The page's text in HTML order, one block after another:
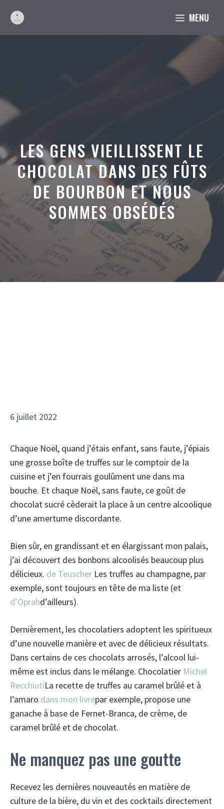
contenu
MENU
LES GENS VIEILLISSENT LE
CHOCOLAT DANS DES FÛTS
DE BOURBON ET NOUS
SOMMES OBSÉDÉS
6 juillet 2022
Chaque Noël, quand j’étais enfant, sans faute, j’épiais
une grosse boîte de truffes sur le comptoir de la
cuisine et j’en fourrais goulûment une dans ma
bouche. Et chaque Noël, sans faute, ce goût de
chocolat sucré cèderait la place à un centre alcoolique
d’une amertume discordante.
Bien sûr, en grandissant et en élargissant mon palais,
j’ai découvert des bonbons alcoolisés beaucoup plus
délicieux. de Teuscher Les truffes au champagne, par
exemple, sont toujours en tête de ma liste (et
d’Oprahd’ailleurs).
Dernièrement, les chocolatiers adoptent les spiritueux
d’une nouvelle manière et avec de délicieux résultats.
Dans certains de ces chocolats arrosés, l’alcool lui-
même est inclus dans le mélange. Chocolatier Michel
RecchiutiLa recette de truffes au caramel brûlé et à
l’amaro dans mon livrepar exemple, propose une
ganache à base de Fernet-Branca, de crème, de
caramel brûlé et de chocolat.
Ne manquez pas une goutte
Recevez les dernières nouveautés en matière de
culture de la bière, du vin et des cocktails directement